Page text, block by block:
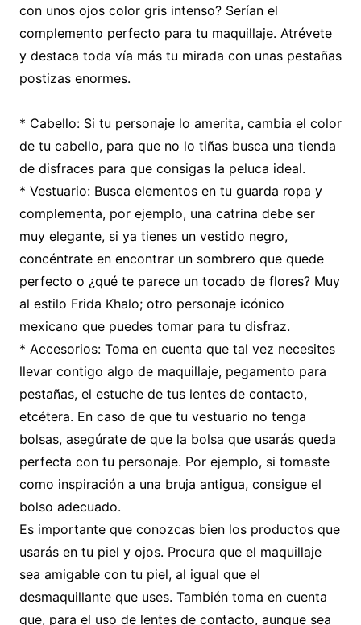
con unos ojos color gris intenso? Serían el
complemento perfecto para tu maquillaje. Atrévete
y destaca toda vía más tu mirada con unas pestañas
postizas enormes.
* Cabello: Si tu personaje lo amerita, cambia el color
de tu cabello, para que no lo tiñas busca una tienda
de disfraces para que consigas la peluca ideal.
* Vestuario: Busca elementos en tu guarda ropa y
complementa, por ejemplo, una catrina debe ser
muy elegante, si ya tienes un vestido negro,
concéntrate en encontrar un sombrero que quede
perfecto o ¿qué te parece un tocado de flores? Muy
al estilo Frida Khalo; otro personaje icónico
mexicano que puedes tomar para tu disfraz.
* Accesorios: Toma en cuenta que tal vez necesites
llevar contigo algo de maquillaje, pegamento para
pestañas, el estuche de tus lentes de contacto,
etcétera. En caso de que tu vestuario no tenga
bolsas, asegúrate de que la bolsa que usarás queda
perfecta con tu personaje. Por ejemplo, si tomaste
como inspiración a una bruja antigua, consigue el
bolso adecuado.
Es importante que conozcas bien los productos que
usarás en tu piel y ojos. Procura que el maquillaje
sea amigable con tu piel, al igual que el
desmaquillante que uses. También toma en cuenta
que, para el uso de lentes de contacto, aunque sea